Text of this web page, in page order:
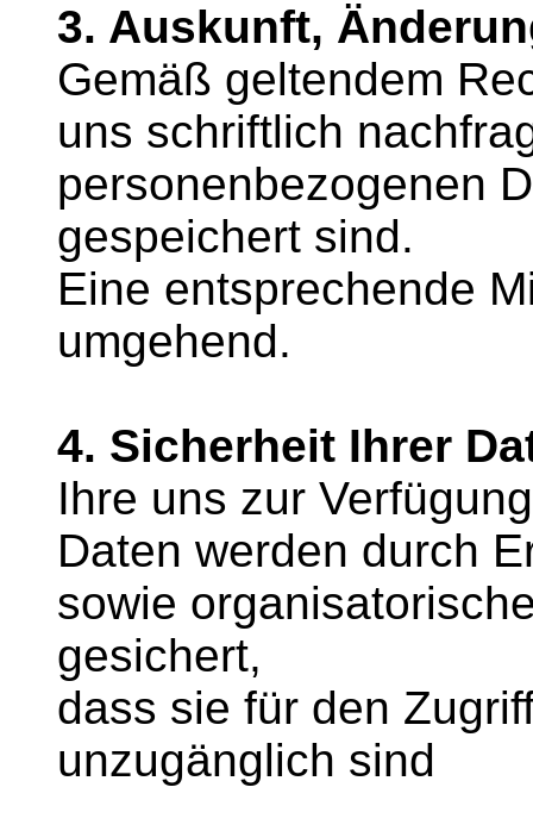
3. Auskunft,
Gemäß geltendem
uns schriftlich
personenbezogenen
gespeichert sind.
Eine entsprechende
umgehend.
4. Sicherheit Ihrer
Ihre uns zur
Daten werden durch
sowie
gesichert,
dass sie für den
unzugänglich sind